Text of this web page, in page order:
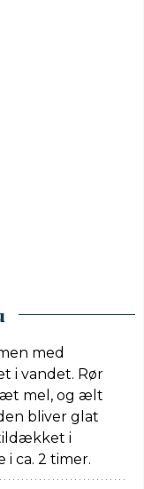
med
i vandet. Rør
mel, og ælt
bliver glat
i
ca. 2 timer.